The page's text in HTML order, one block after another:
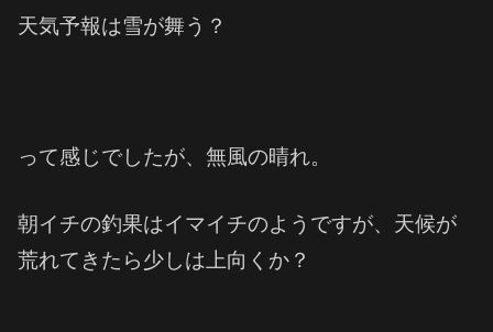
天気予報は雪が舞う？
って感じでしたが、無風の晴れ。
朝イチの釣果はイマイチのようですが、天候が
荒れてきたら少しは上向くか？